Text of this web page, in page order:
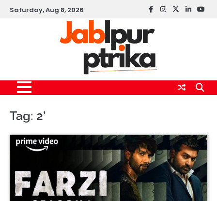
SkipSaturday, Aug 8, 2026 Facebook
instagram
twitterlinkedin
Tag: 2’